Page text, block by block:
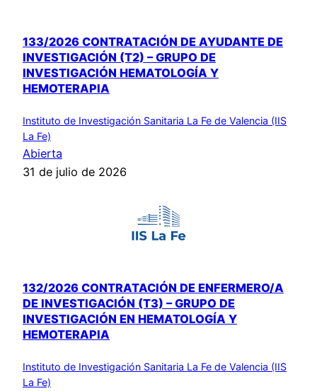
133/2026 CONTRATACIÓN DE AYUDANTE DE
INVESTIGACIÓN (T2) – GRUPO DE
INVESTIGACIÓN HEMATOLOGÍA Y
HEMOTERAPIA
Instituto de Investigación Sanitaria La Fe de Valencia (IIS
La Fe)
Abierta
31 de julio de 2026
132/2026 CONTRATACIÓN DE ENFERMERO/A
DE INVESTIGACIÓN (T3) – GRUPO DE
INVESTIGACIÓN EN HEMATOLOGÍA Y
HEMOTERAPIA
Instituto de Investigación Sanitaria La Fe de Valencia (IIS
La Fe)